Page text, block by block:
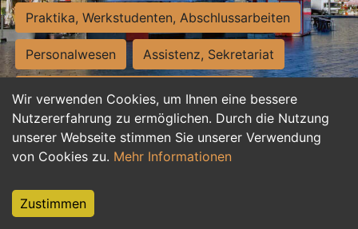
Wir verwenden Cookies, um Ihnen eine bessere
Nutzererfahrung zu ermöglichen. Durch die Nutzung
unserer Webseite stimmen Sie unserer Verwendung
von Cookies zu. Mehr Informationen
Zustimmen
Praktika, Werkstudenten, Abschlussarbeiten
Personalwesen Assistenz, Sekretariat
Hilfskräfte, Aushilfs- und Nebenjobs
Einkauf, Logistik, Materialwirtschaft
Weiterbildung, Studium, duale Ausbildung
Tourismus